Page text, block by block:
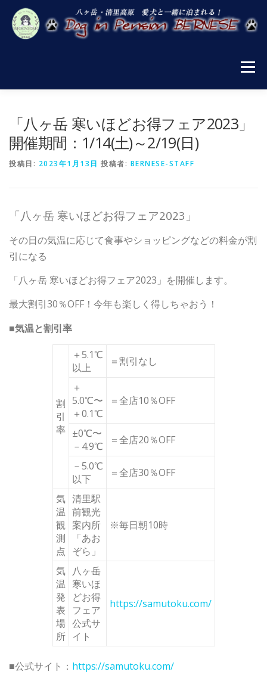
キ
メニュー
「八ヶ岳 寒いほどお得フェア2023」
開催期間：1/14(土)～2/19(日)
投稿日: 2023年1月13日 投稿者: BERNESE-STAFF
「八ヶ岳 寒いほどお得フェア2023」
その日の気温に応じて食事やショッピングなどの料金が割
引になる
「八ヶ岳 寒いほどお得フェア2023」を開催します。
最大割引30％OFF！今年も楽しく得しちゃおう！
■気温と割引率
割
引
率
＋5.1℃
以上
＝割引なし
＋
5.0℃〜
＋0.1℃
＝全店10％OFF
±0℃〜
－4.9℃
＝全店20％OFF
－5.0℃
以下
＝全店30％OFF
気
温
観
測
点
清里駅
前観光
案内所
「あお
ぞら」
※毎日朝10時
気
温
発
表
場
所
八ヶ岳
寒いほ
どお得
フェア
公式サ
イト
https://samutoku.com/
■公式サイト： https://samutoku.com/